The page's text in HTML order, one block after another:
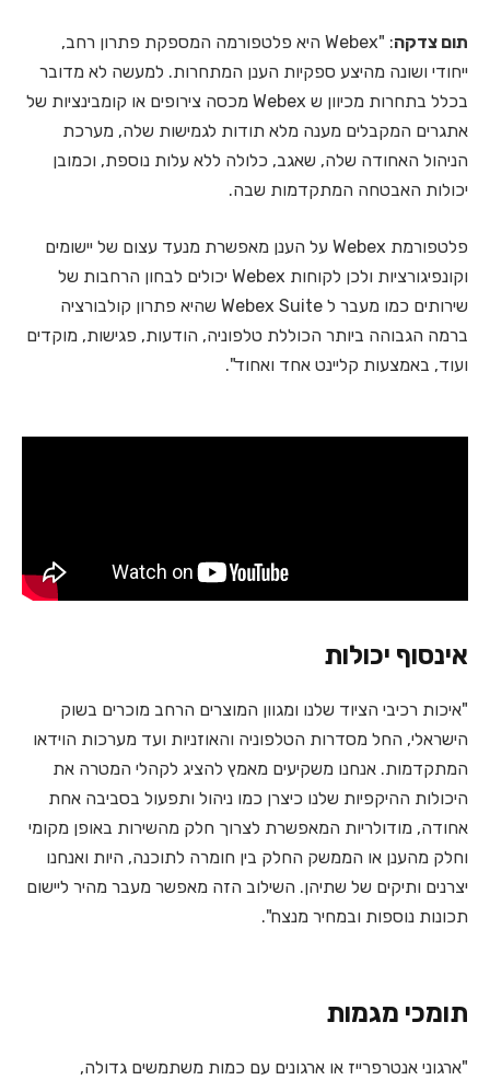
תום צדקה
: "Webex היא פלטפורמה המספקת פתרון רחב,
ייחודי ושונה מהיצע ספקיות הענן המתחרות. למעשה לא מדובר
בכלל בתחרות מכיוון ש Webex מכסה צירופים או קומבינציות של
אתגרים המקבלים מענה מלא תודות לגמישות שלה, מערכת
הניהול האחודה שלה, שאגב, כלולה ללא עלות נוספת, וכמובן
יכולות האבטחה המתקדמות שבה.
פלטפורמת Webex על הענן מאפשרת מנעד עצום של יישומים
וקונפיגורציות ולכן לקוחות Webex יכולים לבחון הרחבות של
שירותים כמו מעבר ל Webex Suite שהיא פתרון קולבורציה
ברמה הגבוהה ביותר הכוללת טלפוניה, הודעות, פגישות, מוקדים
ועוד, באמצעות קליינט אחד ואחוד".
אינסוף יכולות
"איכות רכיבי הציוד שלנו ומגוון המוצרים הרחב מוכרים בשוק
הישראלי, החל מסדרות הטלפוניה והאוזניות ועד מערכות הוידאו
המתקדמות. אנחנו משקיעים מאמץ להציג לקהלי המטרה את
היכולות ההיקפיות שלנו כיצרן כמו ניהול ותפעול בסביבה אחת
אחודה, מודולריות המאפשרת לצרוך חלק מהשירות באופן מקומי
וחלק מהענן או הממשק החלק בין חומרה לתוכנה, היות ואנחנו
יצרנים ותיקים של שתיהן. השילוב הזה מאפשר מעבר מהיר ליישום
תכונות נוספות ובמחיר מנצח".
תומכי מגמות
"ארגוני אנטרפרייז או ארגונים עם כמות משתמשים גדולה,